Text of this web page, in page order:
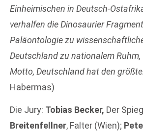
Einheimischen in Deutsch-
verhalfen die Dinosaurier
Paläontologie zu
Deutschland zu nationalem
Motto, Deutschland hat den
Habermas)
Die Jury: Tobias Becker, Der
Breitenfellner, Falter (Wien);